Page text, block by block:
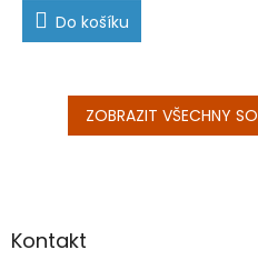
Do košíku
ZOBRAZIT VŠECHNY
aKontakt